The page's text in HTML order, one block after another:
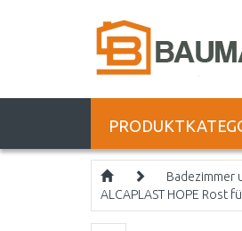
Badezimmer
ALCAPLAST HOPE Rost